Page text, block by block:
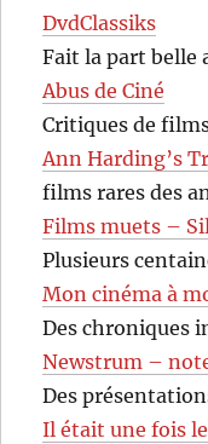
DvdClassiks
Fait la part belle
Abus de Ciné
Critiques de
Ann Harding’s
films rares des
Films muets –
Plusieurs
Mon cinéma à
Des chroniques
Newstrum –
Des
Il était une fois